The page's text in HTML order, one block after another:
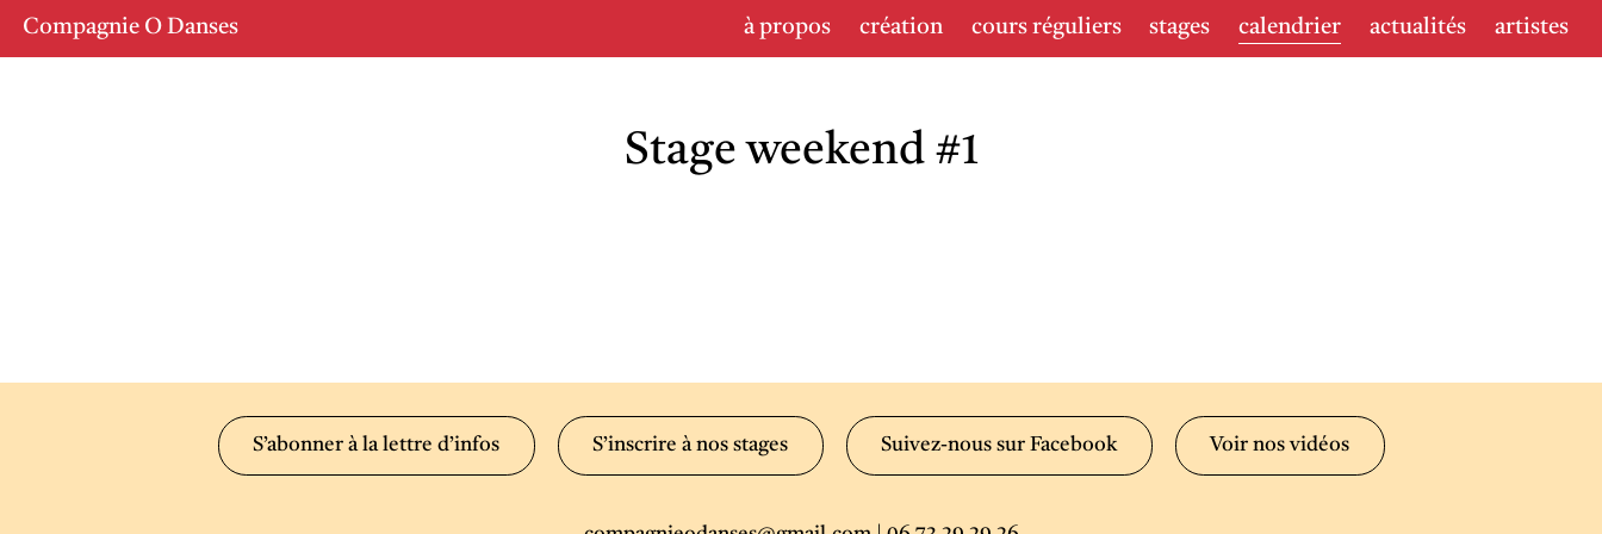
Compagnie O Danses à propos création cours réguliers stages calendrier actualités artistes
Stage weekend #1
S’abonner à la lettre d’infos S’inscrire à nos stages Suivez-nous sur Facebook Voir nos vidéos